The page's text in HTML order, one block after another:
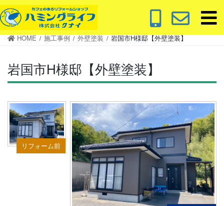
コ
ン
テ
ナ
ビ
ゲ
HOME 施工事例 外壁塗装 岩国市H様邸【外壁塗装】
岩国市H様邸【外壁塗装】
リフォーム前